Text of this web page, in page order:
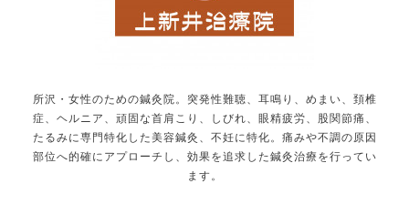
所沢・女性のための鍼灸院。突発性難聴、耳鳴り、めまい、頚椎
症、ヘルニア、頑固な首肩こり、しびれ、眼精疲労、股関節痛、
たるみに専門特化した美容鍼灸、不妊に特化。痛みや不調の原因
部位へ的確にアプローチし、効果を追求した鍼灸治療を行ってい
ます。